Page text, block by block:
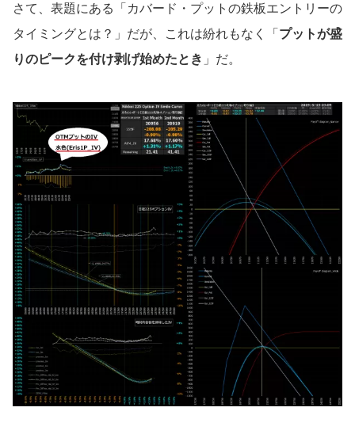
さて、表題にある「カバード・プットの鉄板エントリーの
タイミングとは？」だが、これは紛れもなく「 プットが盛
りのピークを付け剥げ始めたとき 」だ。